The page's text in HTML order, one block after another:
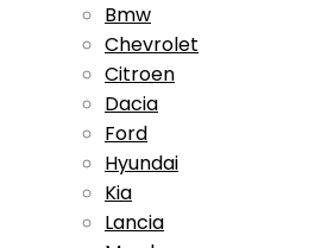
Bmw
Chevrolet
Citroen
Dacia
Ford
Hyundai
Kia
Lancia